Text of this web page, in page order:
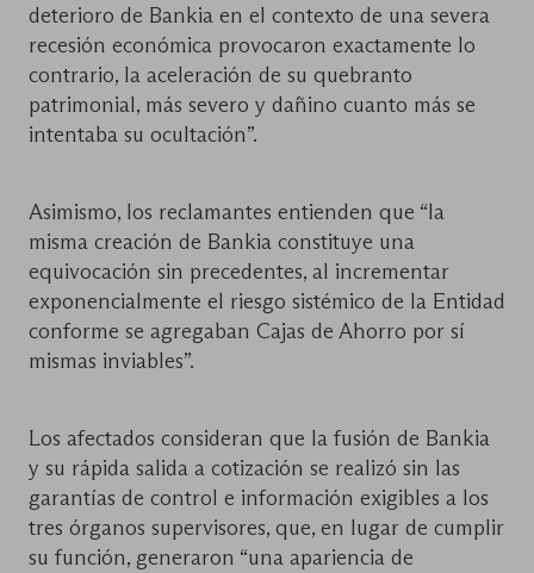
deterioro de Bankia en el contexto de una severa
recesión económica provocaron exactamente lo
contrario, la aceleración de su quebranto
patrimonial, más severo y dañino cuanto más se
intentaba su ocultación”.
Asimismo, los reclamantes entienden que “la
misma creación de Bankia constituye una
equivocación sin precedentes, al incrementar
exponencialmente el riesgo sistémico de la Entidad
conforme se agregaban Cajas de Ahorro por sí
mismas inviables”.
Los afectados consideran que la fusión de Bankia
y su rápida salida a cotización se realizó sin las
garantías de control e información exigibles a los
tres órganos supervisores, que, en lugar de cumplir
su función, generaron “una apariencia de